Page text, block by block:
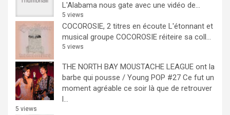
L'Alabama nous gate avec une vidéo de...
5 views
COCOROSIE, 2 titres en écoute L'étonnant et
musical groupe COCOROSIE réiteire sa coll...
5 views
THE NORTH BAY MOUSTACHE LEAGUE ont la
barbe qui pousse / Young POP #27 Ce fut un
moment agréable ce soir là que de retrouver
l...
5 views